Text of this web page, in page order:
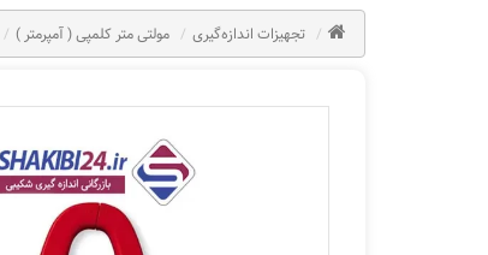
تجهیزات اندازه‌گیری مولتی متر کلمپی ( آمپرمتر )